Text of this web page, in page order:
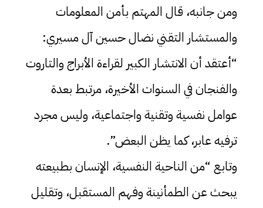
ومن جانبه، قال المهتم بأمن المعلومات
والمستشار التقني نضال حسين آل مسيري:
“أعتقد أن الانتشار الكبير لقراءة الأبراج والتاروت
والفنجان في السنوات الأخيرة، مرتبط بعدة
عوامل نفسية وتقنية واجتماعية، وليس مجرد
ترفيه عابر، كما يظن البعض”.
وتابع “من الناحية النفسية، الإنسان بطبيعته
يبحث عن الطمأنينة وفهم المستقبل، وتقليل